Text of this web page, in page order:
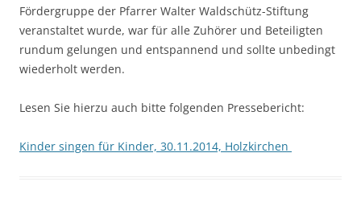
Fördergruppe der Pfarrer Walter Waldschütz-Stiftung
veranstaltet wurde, war für alle Zuhörer und Beteiligten
rundum gelungen und entspannend und sollte unbedingt
wiederholt werden.
Lesen Sie hierzu auch bitte folgenden Pressebericht:
Kinder singen für Kinder, 30.11.2014, Holzkirchen